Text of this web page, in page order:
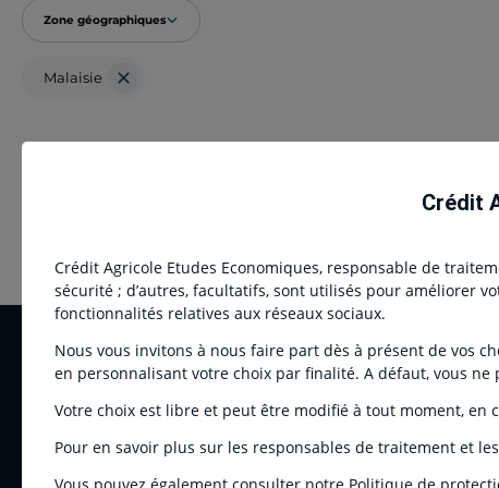
Zone géographiques
Malaisie
Footer logo
Crédit
Crédit Agricole Etudes Economiques, responsable de
sécurité ; d’autres, facultatifs, sont utilisés pour améliorer
fonctionnalités relatives aux réseaux sociaux.
Nous vous invitons à nous faire part dès à présent de vos
en personnalisant votre choix par finalité. A défaut, vous
Votre choix est libre et peut être modifié à tout moment, en
Pour en savoir plus sur les responsables de traitement et